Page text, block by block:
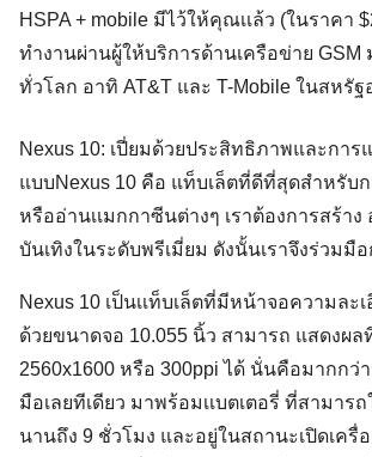
HSPA + mobile มีไว้ให้คุณเเล้ว (ในราคา
ทำงานผ่านผู้ให้บริการด้านเครือข่าย GSM
ทั่วโลก อาทิ AT&T และ T-Mobile ในสหรัฐ
Nexus 10: เปี่ยมด้วยประสิทธิภาพและการ
แบบNexus 10 คือ แท็บเล็ตที่ดีที่สุดสำหรับ
หรืออ่านเเมกกาซีนต่างๆ เราต้องการสร้า
บันเทิงในระดับพรีเมี่ยม ดังนั้นเราจึงร่วมมือ
Nexus 10 เป็นเเท็บเล็ตที่มีหน้าจอความละ
ด้วยขนาดจอ 10.055 นิ้ว สามารถ แสดงผล
2560x1600 หรือ 300ppi ได้ นั่นคือมากกว่
มือเลยทีเดียว มาพร้อมเเบตเตอรี่ ที่สามาร
นานถึง 9 ชั่วโมง และอยู่ในสถานะเปิดเครื่